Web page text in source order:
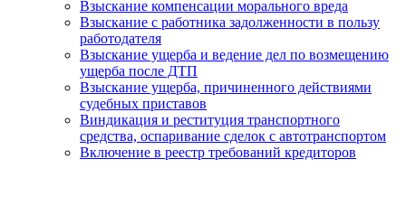
Взыскание компенсации морального вреда
Взыскание с работника задолженности в пользу
работодателя
Взыскание ущерба и ведение дел по возмещению
ущерба после ДТП
Взыскание ущерба, причиненного действиями
судебных приставов
Виндикация и реституция транспортного
средства, оспаривание сделок с автотранспортом
Включение в реестр требований кредиторов